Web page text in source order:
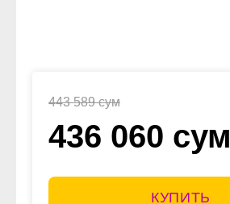
443 589 сум
436 060 сум
КУПИТЬ